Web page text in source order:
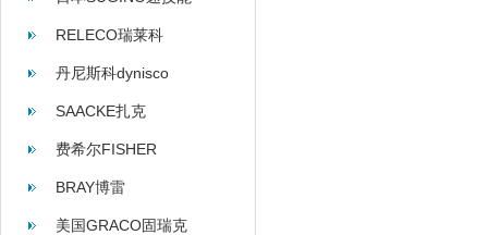
RELECO瑞莱科
丹尼斯科dynisco
SAACKE扎克
费希尔FISHER
BRAY博雷
美国GRACO固瑞克